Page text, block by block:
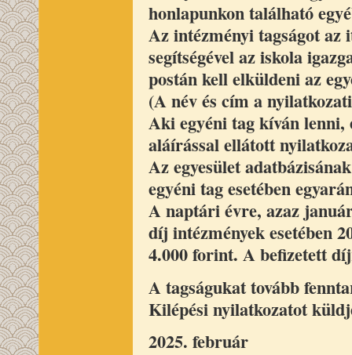
honlapunkon található
Az intézményi tagságot
segítségével az iskola
postán kell elküldeni az
(A név és cím a
Aki egyéni tag kíván
aláírással ellátott
Az egyesület
egyéni tag esetében
A naptári évre, azaz
díj intézmények esetében
4.000 forint. A befizetett
A tagságukat tovább
Kilépési nyilatkozatot
2025. február